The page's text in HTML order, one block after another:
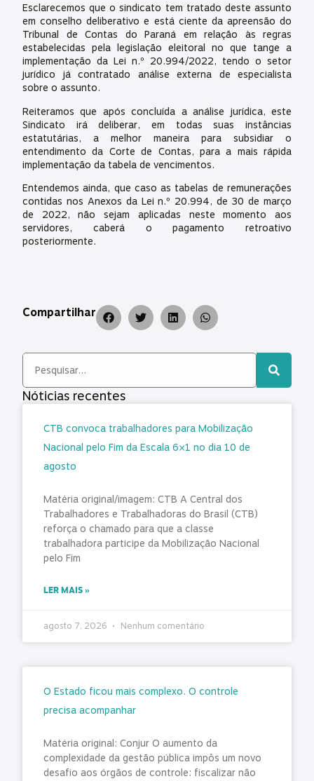
Esclarecemos que o sindicato tem tratado deste assunto
em conselho deliberativo e está ciente da apreensão do
Tribunal de Contas do Paraná em relação às regras
estabelecidas pela legislação eleitoral no que tange a
implementação da Lei n.º 20.994/2022, tendo o setor
jurídico já contratado análise externa de especialista
sobre o assunto.
Reiteramos que após concluída a análise jurídica, este
Sindicato irá deliberar, em todas suas instâncias
estatutárias, a melhor maneira para subsidiar o
entendimento da Corte de Contas, para a mais rápida
implementação da tabela de vencimentos.
Entendemos ainda, que caso as tabelas de remunerações
contidas nos Anexos da Lei n.º 20.994, de 30 de março
de 2022, não sejam aplicadas neste momento aos
servidores, caberá o pagamento retroativo
posteriormente.
Compartilhar
Nóticias recentes
CTB convoca trabalhadores para Mobilização
Nacional pelo Fim da Escala 6×1 no dia 10 de
agosto
Matéria original/imagem: CTB A Central dos
Trabalhadores e Trabalhadoras do Brasil (CTB)
reforça o chamado para que a classe
trabalhadora participe da Mobilização Nacional
pelo Fim
LER MAIS »
agosto 7, 2026 Nenhum comentário
O Estado ficou mais complexo. O controle
precisa acompanhar
Matéria original: Conjur O aumento da
complexidade da gestão pública impôs um novo
desafio aos órgãos de controle: fiscalizar não